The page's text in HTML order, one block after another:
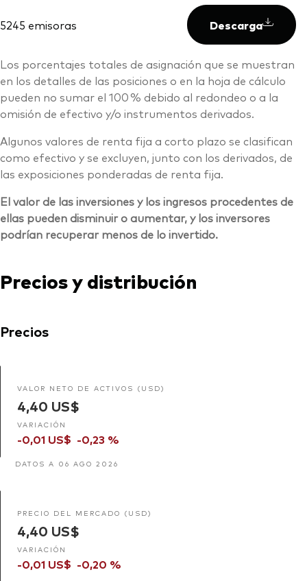
5245 emisoras Descarga
Los porcentajes totales de asignación que se muestran
en los detalles de las posiciones o en la hoja de cálculo
pueden no sumar el 100 % debido al redondeo o a la
omisión de efectivo y/o instrumentos derivados.
Algunos valores de renta fija a corto plazo se clasifican
como efectivo y se excluyen, junto con los derivados, de
las exposiciones ponderadas de renta fija.
El valor de las inversiones y los ingresos procedentes de
ellas pueden disminuir o aumentar, y los inversores
podrían recuperar menos de lo invertido.
Precios y distribución
Precios
VALOR NETO DE ACTIVOS (USD)
4,40 US$
VARIACIÓN
-0,01 US$ -0,23 %
DATOS A 06 AGO 2026
PRECIO DEL MERCADO (USD)
4,40 US$
VARIACIÓN
-0,01 US$ -0,20 %